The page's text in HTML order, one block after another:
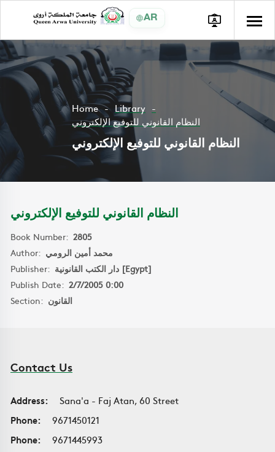
AR
Home
Library
النظام القانوني للتوفيع الإلكتروني
النظام القانوني للتوفيع الإلكتروني
النظام القانوني للتوفيع الإلكتروني
Book Number: 2805
Author: محمد أمين الرومي
Publisher:
دار الكتب القانونية [Egypt]
Publish Date: 2/7/2005 0:00
Section: القانون
Contact Us
Address:
Sana'a - Faj Atan, 60 Street
Phone:
9671450121
Phone:
9671445993